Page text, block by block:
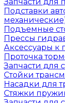
Подставки
Подъемные
Прессы
Аксессуары к
Проточка
Запчасти для
Стойки
Насадки для
Стяжки